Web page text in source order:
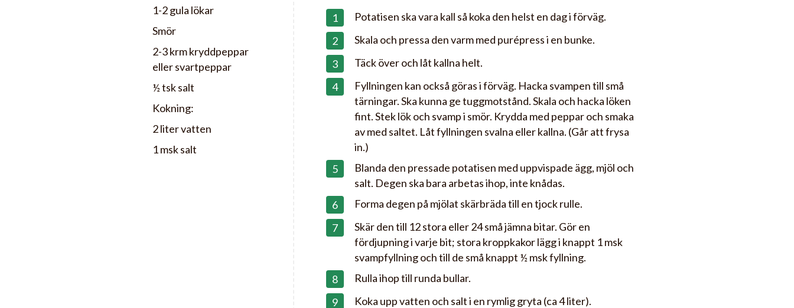
1-2 gula lökar
Smör
2-3 krm kryddpeppar
eller svartpeppar
½ tsk salt
Kokning:
2 liter vatten
1 msk salt
Potatisen ska vara kall så koka den helst en dag i förväg.
Skala och pressa den varm med purépress i en bunke.
Täck över och låt kallna helt.
Fyllningen kan också göras i förväg. Hacka svampen till små
tärningar. Ska kunna ge tuggmotstånd. Skala och hacka löken
fint. Stek lök och svamp i smör. Krydda med peppar och smaka
av med saltet. Låt fyllningen svalna eller kallna. (Går att frysa
in.)
Blanda den pressade potatisen med uppvispade ägg, mjöl och
salt. Degen ska bara arbetas ihop, inte knådas.
Forma degen på mjölat skärbräda till en tjock rulle.
Skär den till 12 stora eller 24 små jämna bitar. Gör en
fördjupning i varje bit; stora kroppkakor lägg i knappt 1 msk
svampfyllning och till de små knappt ½ msk fyllning.
Rulla ihop till runda bullar.
Koka upp vatten och salt i en rymlig gryta (ca 4 liter).